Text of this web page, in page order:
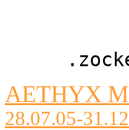
AETHYX
28.07.05-